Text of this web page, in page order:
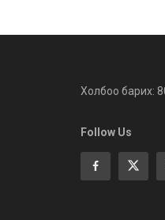
Холбоо барих:
Follow Us